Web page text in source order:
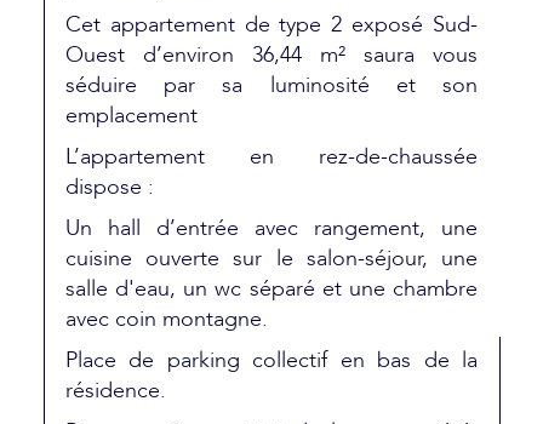
Cet appartement de type 2 exposé Sud-
Ouest d’environ 36,44 m² saura vous
séduire par sa luminosité et son
emplacement
L’appartement en rez-de-chaussée
dispose :
Un hall d’entrée avec rangement, une
cuisine ouverte sur le salon-séjour, une
salle d'eau, un wc séparé et une chambre
avec coin montagne.
Place de parking collectif en bas de la
résidence.